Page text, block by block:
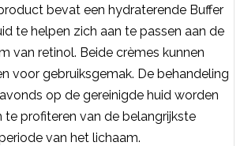
bevat een hydraterende Buffer
te helpen zich aan te passen aan de
van retinol. Beide crèmes kunnen
voor gebruiksgemak. De behandeling
op de gereinigde huid worden
profiteren van de belangrijkste
van het lichaam.